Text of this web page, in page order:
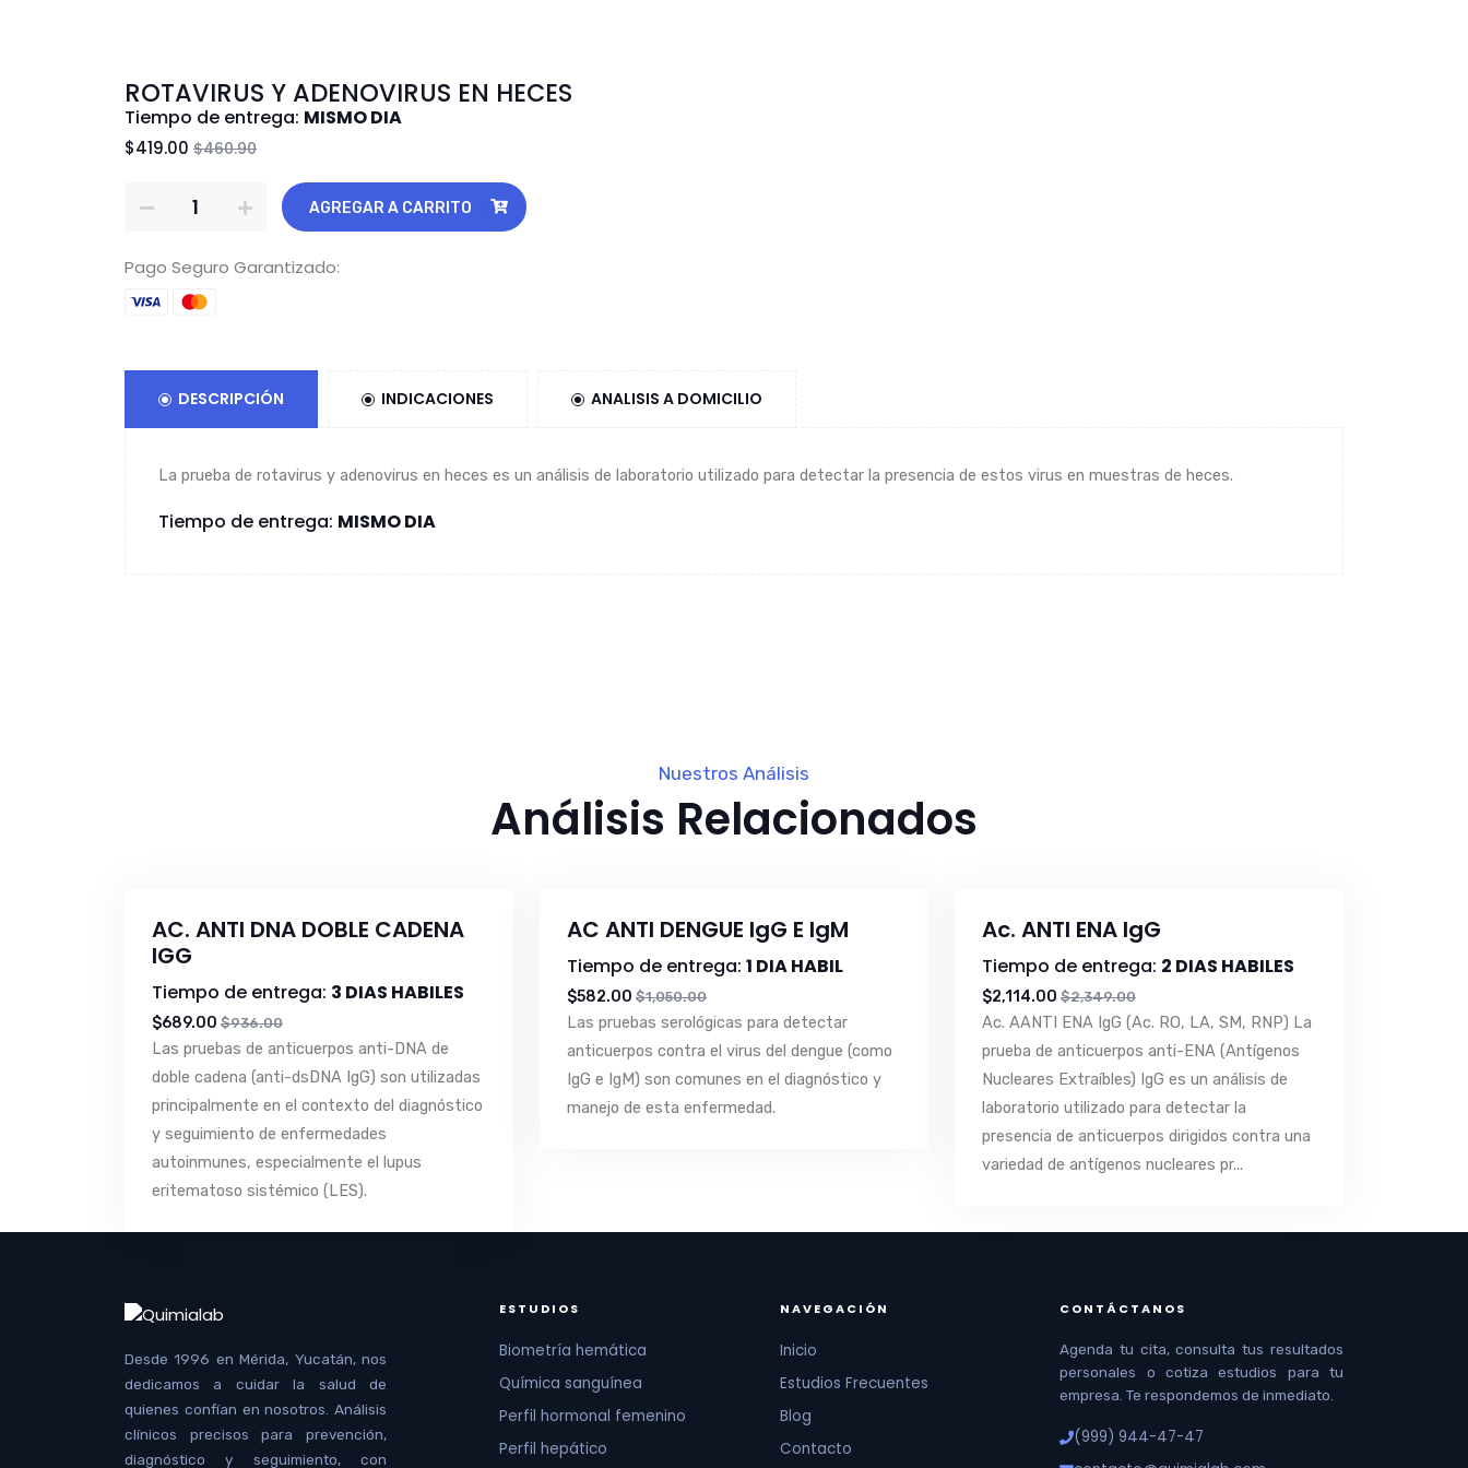
ROTAVIRUS Y ADENOVIRUS EN HECES
Tiempo de entrega: MISMO DIA
$419.00 $460.90
AGREGAR A CARRITO
Pago Seguro Garantizado:
DESCRIPCIÓN INDICACIONES ANALISIS A DOMICILIO
La prueba de rotavirus y adenovirus en heces es un análisis de laboratorio utilizado para detectar la presencia de estos virus en muestras de heces.
Tiempo de entrega: MISMO DIA
Nuestros Análisis
Análisis Relacionados
AC. ANTI DNA DOBLE CADENA
IGG
Tiempo de entrega: 3 DIAS HABILES
$689.00 $936.00
Las pruebas de anticuerpos anti-DNA de
doble cadena (anti-dsDNA IgG) son utilizadas
principalmente en el contexto del diagnóstico
y seguimiento de enfermedades
autoinmunes, especialmente el lupus
eritematoso sistémico (LES).
AC ANTI DENGUE IgG E IgM
Tiempo de entrega: 1 DIA HABIL
$582.00 $1,050.00
Las pruebas serológicas para detectar
anticuerpos contra el virus del dengue (como
IgG e IgM) son comunes en el diagnóstico y
manejo de esta enfermedad.
Ac. ANTI ENA IgG
Tiempo de entrega: 2 DIAS HABILES
$2,114.00 $2,349.00
Ac. AANTI ENA IgG (Ac. RO, LA, SM, RNP) La
prueba de anticuerpos anti-ENA (Antígenos
Nucleares Extraíbles) IgG es un análisis de
laboratorio utilizado para detectar la
presencia de anticuerpos dirigidos contra una
variedad de antígenos nucleares pr...
Desde 1996 en Mérida, Yucatán, nos
dedicamos a cuidar la salud de
quienes confían en nosotros. Análisis
clínicos precisos para prevención,
diagnóstico y seguimiento, con
ESTUDIOS
Biometría hemática
Química sanguínea
Perfil hormonal femenino
Perfil hepático
NAVEGACIÓN
Inicio
Estudios Frecuentes
Blog
Contacto
CONTÁCTANOS
Agenda tu cita, consulta tus resultados
personales o cotiza estudios para tu
empresa. Te respondemos de inmediato.
(999) 944-47-47